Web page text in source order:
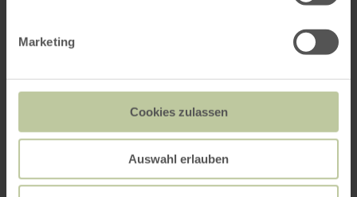
Marketing
Cookies zulassen
Auswahl erlauben
Gang zur Waldkapelle